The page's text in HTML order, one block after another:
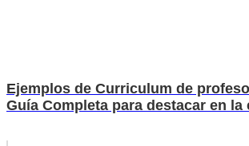
Ejemplos de Curriculum de
Guía Completa para destacar en la